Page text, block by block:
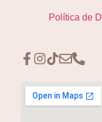
Política de